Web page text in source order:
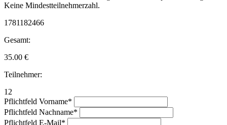
Keine Mindestteilnehmerzahl.
1781182466
Gesamt:
35.00 €
Teilnehmer:
12
Pflichtfeld Vorname*
Pflichtfeld Nachname*
Pflichtfeld E-Mail*